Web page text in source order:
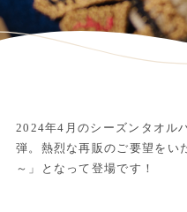
2024年4月のシーズンタオル
弾。熱烈な再販のご要望をい
～」となって登場です！